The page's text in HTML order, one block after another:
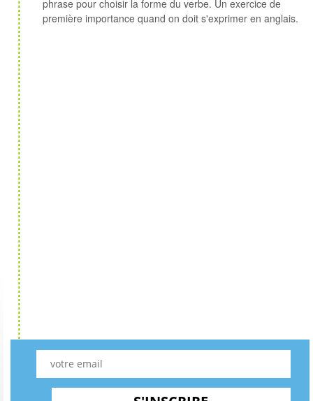
phrase pour choisir la forme du verbe. Un exercice de
première importance quand on doit s'exprimer en anglais.